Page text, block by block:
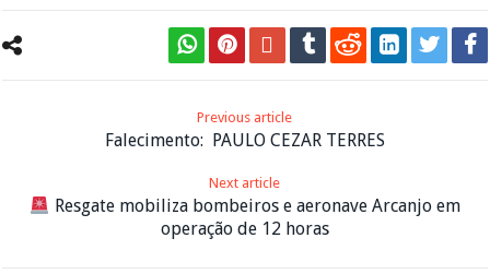
Previous article
Falecimento: PAULO CEZAR TERRES
Next article
Resgate mobiliza bombeiros e aeronave Arcanjo em
operação de 12 horas